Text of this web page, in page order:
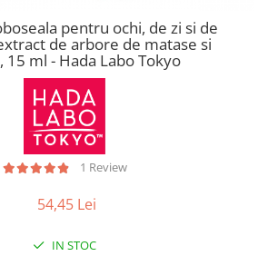
pentru ochi, de zi si de
de arbore de matase si
15 ml - Hada Labo Tokyo
1 Review
54,45 Lei
IN STOC